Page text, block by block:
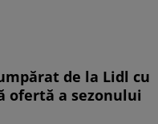
de la Lidl cu
ofertă a sezonului